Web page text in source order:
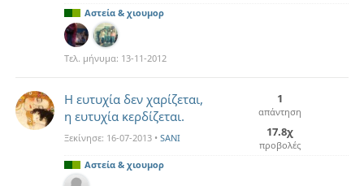
Αστεία & χιουμορ
Τελ. μήνυμα: 13-11-2012
Η ευτυχία δεν χαρίζεται,
η ευτυχία κερδίζεται.
Ξεκίνησε: 16-07-2013 • SANI
1
απάντηση
17.8χ
προβολές
Αστεία & χιουμορ